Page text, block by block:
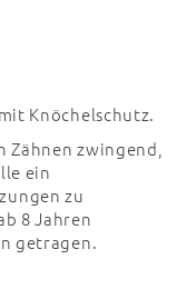
Knöchelschutz.
Zähnen zwingend,
ein
zu
8 Jahren
getragen.